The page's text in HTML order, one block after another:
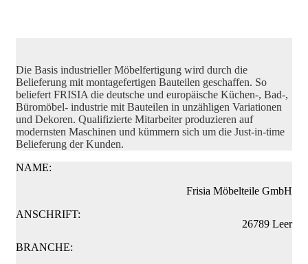
Die Basis industrieller Möbelfertigung wird durch die
Belieferung mit montagefertigen Bauteilen geschaffen. So
beliefert FRISIA die deutsche und europäische Küchen-, Bad-,
Büromöbel- industrie mit Bauteilen in unzähligen Variationen
und Dekoren. Qualifizierte Mitarbeiter produzieren auf
modernsten Maschinen und kümmern sich um die Just-in-time
Belieferung der Kunden.
NAME:
Frisia Möbelteile GmbH
ANSCHRIFT:
26789 Leer
BRANCHE: